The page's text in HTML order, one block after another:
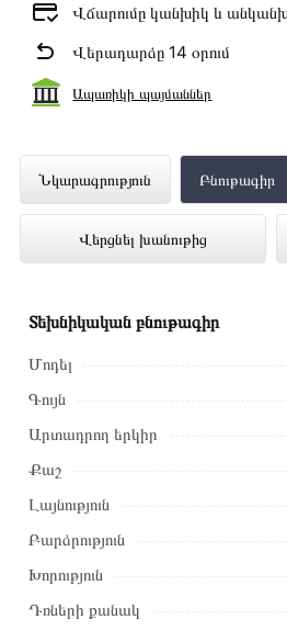
Վճարումը կանխիկ և
Վերադարձը 14 օրում
Ապառիկի պայմաններ
Նկարագրություն Բնութագիր
Վերցնել խանութից
Սառնարան HITACHI
GGR ներկայացված է
խանութում լավագույն
Տեխնիկական բնութագիր
Մոդել
Գույն
Արտադրող երկիր
Քաշ
Լայնություն
Բարձրություն
Խորություն
Դռների քանակ